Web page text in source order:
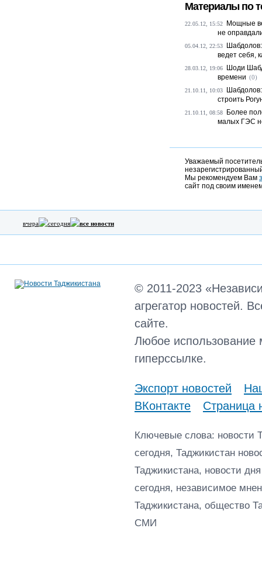
Материалы по
22.05.12, 15:52
Мощные
не
05.04.12, 22:53
ведет себя,
28.03.12, 19:06
Шоди
времени (0)
21.10.11, 10:03
строить
21.10.11, 08:58
Более
малых ГЭС
Уважаемый
Мы рекомендуем Вам
сайт под своим
вчера сегодня все новости
© 2011-2023
агрегатор новостей.
сайте.
Любое использование
гиперссылке.
Экспорт новостей
ВКонтакте
Страница
Ключевые слова: новости
сегодня, Таджикистан
Таджикистана, новости
сегодня, независимое
Таджикистана, общество
СМИ